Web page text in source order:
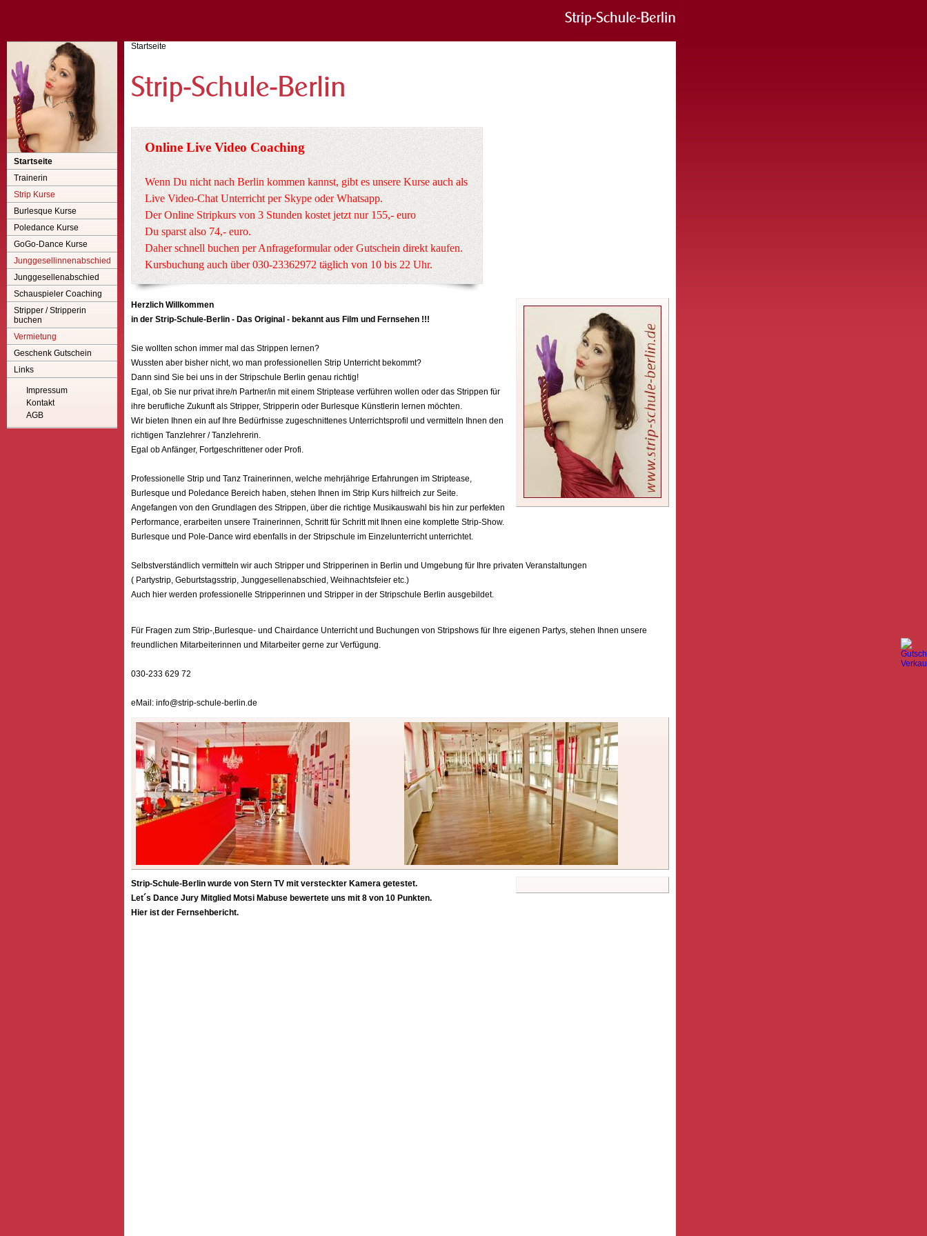
Startseite
Trainerin
Strip Kurse
Burlesque Kurse
Poledance Kurse
GoGo-Dance Kurse
Junggesellinnenabschied
Junggesellenabschied
Schauspieler Coaching
Stripper / Stripperin
buchen
Vermietung
Geschenk Gutschein
Links
Impressum
Kontakt
AGB
Startseite
Online Live Video Coaching
Wenn Du nicht nach Berlin kommen kannst, gibt es unsere Kurse auch als
Live Video-Chat Unterricht per Skype oder Whatsapp.
Der Online Stripkurs von 3 Stunden kostet jetzt nur 155,- euro
Du sparst also 74,- euro.
Daher schnell buchen per Anfrageformular oder Gutschein direkt kaufen.
Kursbuchung auch über 030-23362972 täglich von 10 bis 22 Uhr.
Herzlich Willkommen
in der Strip-Schule-Berlin - Das Original - bekannt aus Film und Fernsehen !!!
Sie wollten schon immer mal das Strippen lernen?
Wussten aber bisher nicht, wo man professionellen Strip Unterricht bekommt?
Dann sind Sie bei uns in der Stripschule Berlin genau richtig!
Egal, ob Sie nur privat ihre/n Partner/in mit einem Striptease verführen wollen oder das Strippen für
ihre berufliche Zukunft als Stripper, Stripperin oder Burlesque Künstlerin lernen möchten.
Wir bieten Ihnen ein auf Ihre Bedürfnisse zugeschnittenes Unterrichtsprofil und vermitteln Ihnen den
richtigen Tanzlehrer / Tanzlehrerin.
Egal ob Anfänger, Fortgeschrittener oder Profi.
Professionelle Strip und Tanz Trainerinnen, welche mehrjährige Erfahrungen im Striptease,
Burlesque und Poledance Bereich haben, stehen Ihnen im Strip Kurs hilfreich zur Seite.
Angefangen von den Grundlagen des Strippen, über die richtige Musikauswahl bis hin zur perfekten
Performance, erarbeiten unsere Trainerinnen, Schritt für Schritt mit Ihnen eine komplette Strip-Show.
Burlesque und Pole-Dance wird ebenfalls in der Stripschule im Einzelunterricht unterrichtet.
Selbstverständlich vermitteln wir auch Stripper und Stripperinen in Berlin und Umgebung für Ihre privaten Veranstaltungen
( Partystrip, Geburtstagsstrip, Junggesellenabschied, Weihnachtsfeier etc.)
Auch hier werden professionelle Stripperinnen und Stripper in der Stripschule Berlin ausgebildet.
Für Fragen zum Strip-,Burlesque- und Chairdance Unterricht und Buchungen von Stripshows für Ihre eigenen Partys, stehen Ihnen unsere
freundlichen Mitarbeiterinnen und Mitarbeiter gerne zur Verfügung.
030-233 629 72
eMail: info@strip-schule-berlin.de
Strip-Schule-Berlin wurde von Stern TV mit versteckter Kamera getestet.
Let´s Dance Jury Mitglied Motsi Mabuse bewertete uns mit 8 von 10 Punkten.
Hier ist der Fernsehbericht.